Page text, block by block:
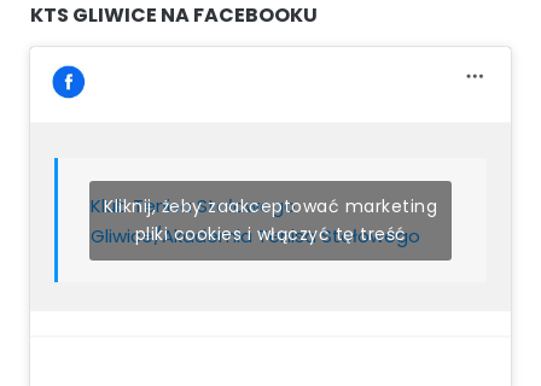
KTS GLIWICE NA FACEBOOKU
Klub Tenisa Stołowego
Gliwice/Akademia Tenisa Stołowego
Kliknij, żeby zaakceptować marketing
pliki cookies i włączyć tę treść